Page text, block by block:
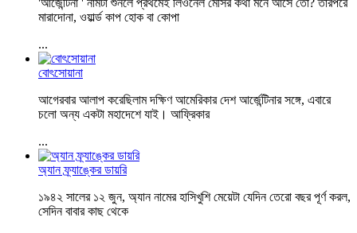
'আর্জেন্টিনা ' নামটা শুনলে প্রথমেই লিওনেল মেসির কথা মনে আসে তো? তারপরে
মারাদোনা, ওয়ার্ল্ড কাপ হোক বা কোপা
...
বোৎসোয়ানা
আগেরবার আলাপ করেছিলাম দক্ষিণ আমেরিকার দেশ আর্জেন্টিনার সঙ্গে, এবারে
চলো অন্য একটা মহাদেশে যাই। আফ্রিকার
...
অ্যান ফ্র্যাঙ্কের ডায়রি
১৯৪২ সালের ১২ জুন, অ্যান নামের হাসিখুশি মেয়েটা যেদিন তেরো বছর পূর্ণ করল,
সেদিন বাবার কাছ থেকে